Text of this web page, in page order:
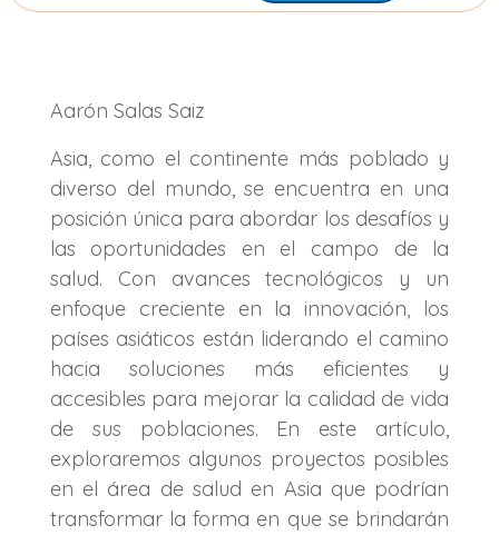
Aarón Salas Saiz
Asia, como el continente más poblado y
diverso del mundo, se encuentra en una
posición única para abordar los desafíos y
las oportunidades en el campo de la
salud. Con avances tecnológicos y un
enfoque creciente en la innovación, los
países asiáticos están liderando el camino
hacia soluciones más eficientes y
accesibles para mejorar la calidad de vida
de sus poblaciones. En este artículo,
exploraremos algunos proyectos posibles
en el área de salud en Asia que podrían
transformar la forma en que se brindarán